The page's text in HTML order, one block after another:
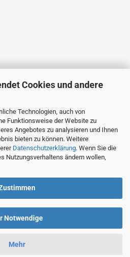
Cookies und andere
Technologien, auch von
Funktionsweise der Website zu
Angebotes zu analysieren und Ihnen
bieten zu können. Weitere
Datenschutzerklärung. Wenn Sie die
Nutzungsverhaltens ändern wollen,
Notwendige
Mehr
DHL. Wir beliefern auch